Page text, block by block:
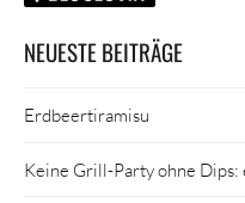
NEUESTE BEITRÄGE
Erdbeertiramisu
Keine Grill-Party ohne Dips: